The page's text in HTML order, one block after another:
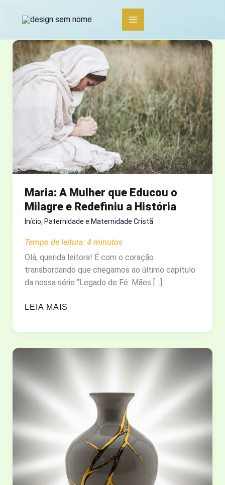
conteúdo
Maria: A Mulher que Educou o
Milagre e Redefiniu a História
Início, Paternidade e Maternidade Cristã
Tempo de leitura: 4 minutos
Olá, querida leitora! É com o coração
transbordando que chegamos ao último capítulo
da nossa série “Legado de Fé: Mães […]
MARIA:
MULHER
O
MILAGRE
A
LEIA MAIS